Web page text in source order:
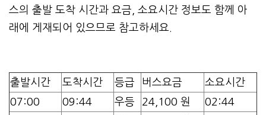
스의 출발 도착 시간과 요금, 소요시간 정보도 함께 아
래에 게재되어 있으므로 참고하세요.
출발시간 도착시간 등급 버스요금
소요시간
07:00
09:44 우등 24,100 원
02:44